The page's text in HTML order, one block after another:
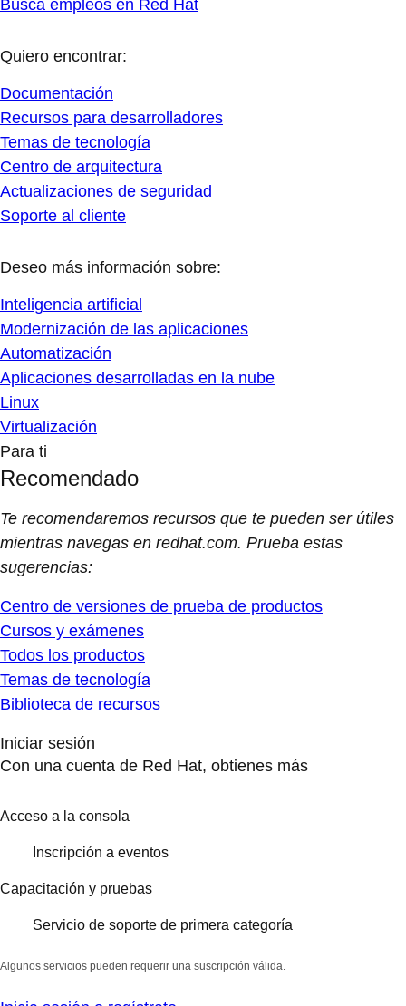
Busca empleos en Red Hat
Quiero encontrar:
Documentación
Recursos para desarrolladores
Temas de tecnología
Centro de arquitectura
Actualizaciones de seguridad
Soporte al cliente
Deseo más información sobre:
Inteligencia artificial
Modernización de las aplicaciones
Automatización
Aplicaciones desarrolladas en la nube
Linux
Virtualización
Para ti
Recomendado
Te recomendaremos recursos que te pueden ser útiles
mientras navegas en redhat.com. Prueba estas
sugerencias:
Centro de versiones de prueba de productos
Cursos y exámenes
Todos los productos
Temas de tecnología
Biblioteca de recursos
Iniciar sesión
Con una cuenta de Red Hat, obtienes más
Acceso a la consola
Inscripción a eventos
Capacitación y pruebas
Servicio de soporte de primera categoría
Algunos servicios pueden requerir una suscripción válida.